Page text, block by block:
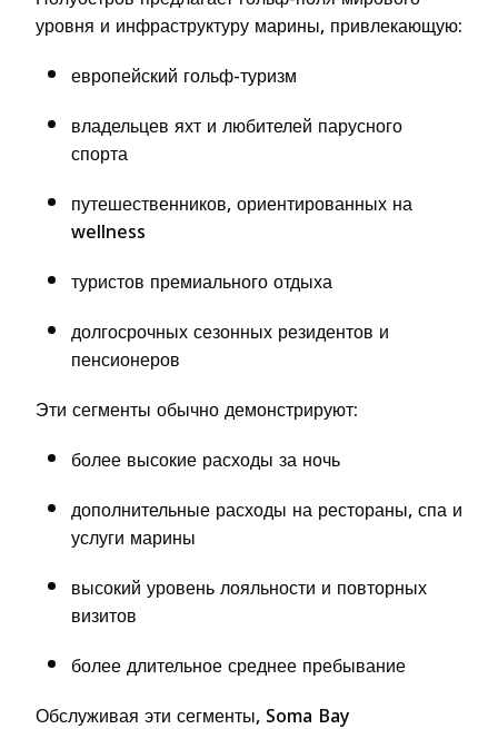
уровня и инфраструктуру марины, привлекающую:
европейский гольф-туризм
владельцев яхт и любителей парусного
спорта
путешественников, ориентированных на
wellness
туристов премиального отдыха
долгосрочных сезонных резидентов и
пенсионеров
Эти сегменты обычно демонстрируют:
более высокие расходы за ночь
дополнительные расходы на рестораны, спа и
услуги марины
высокий уровень лояльности и повторных
визитов
более длительное среднее пребывание
Обслуживая эти сегменты, Soma Bay